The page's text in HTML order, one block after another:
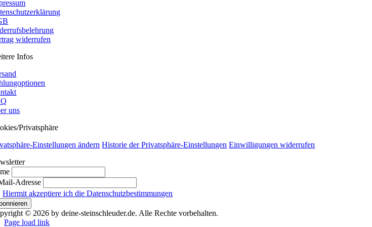
widerrufen
Infos
uns
Privatsphäre
Einstellungen ändern Historie der Privatsphäre-Einstellungen Einwilligungen widerrufen
Adresse
Hiermit akzeptiere ich die Datenschutzbestimmungen
© 2026 by deine-steinschleuder.de. Alle Rechte vorbehalten.
Page load link